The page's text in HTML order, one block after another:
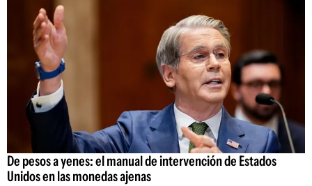
De pesos a yenes: el manual de intervención de Estados
Unidos en las monedas ajenas